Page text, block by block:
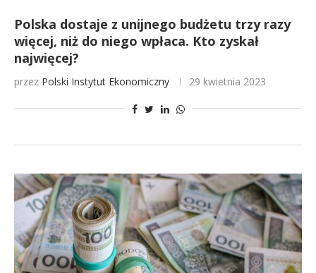
Polska dostaje z unijnego budżetu trzy razy
więcej, niż do niego wpłaca. Kto zyskał
najwięcej?
przez Polski Instytut Ekonomiczny 29 kwietnia 2023